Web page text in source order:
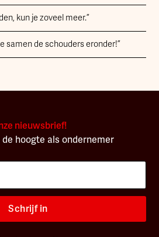
kun je zoveel meer.”
samen de schouders eronder!”
nieuwsbrief!
hoogte als ondernemer
Schrijf in